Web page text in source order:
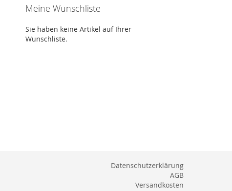
Meine Wunschliste
Sie haben keine Artikel auf Ihrer
Wunschliste.
Datenschutzerklärung
AGB
Versandkosten